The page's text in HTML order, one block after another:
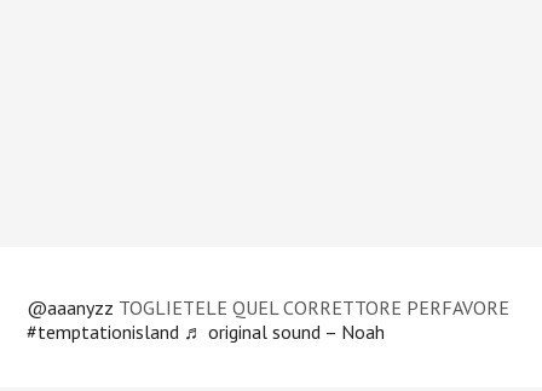
@aaanyzz TOGLIETELE QUEL CORRETTORE PERFAVORE
#temptationisland ♬ original sound – Noah